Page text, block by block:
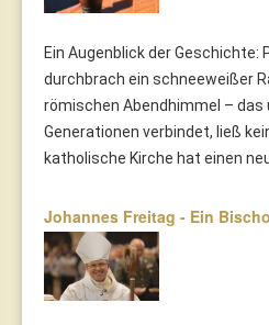
Ein Augenblick der Geschichte:
durchbrach ein schneeweißer
römischen Abendhimmel – das
Generationen verbindet, ließ
katholische Kirche hat einen
Johannes Freitag - Ein